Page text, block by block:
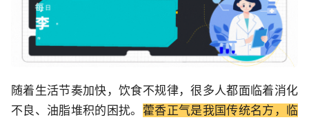
随着生活节奏加快，饮食不规律，很多人都面临着消化
不良、油脂堆积的困扰。 藿香正气是我国传统名方，临